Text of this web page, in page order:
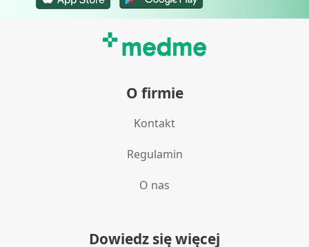
O firmie
Kontakt
Regulamin
O nas
Dowiedz się więcej